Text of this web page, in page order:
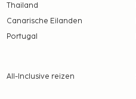
zijn mogelijk
het inchecken
identiteitsbewijs
Thailand
Canarische Eilanden
Portugal
All-Inclusive reizen